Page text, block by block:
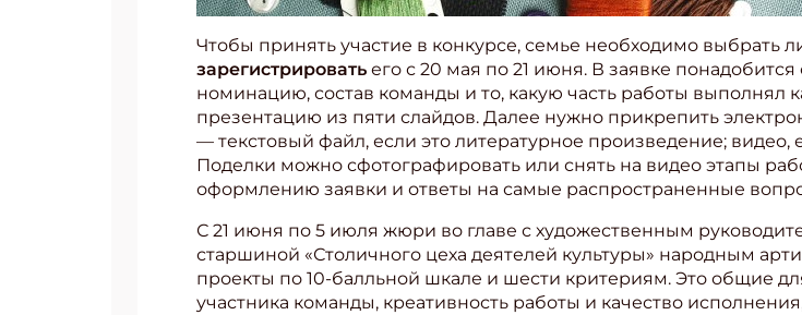
Чтобы принять участие в конкурсе, семье необходимо выбрать
зарегистрировать его с 20 мая по 21 июня. В заявке
номинацию, состав команды и то, какую часть работы выполнял
презентацию из пяти слайдов. Далее нужно прикрепить
— текстовый файл, если это литературное произведение;
Поделки можно сфотографировать или снять на видео этапы
оформлению заявки и ответы на самые распространенные
С 21 июня по 5 июля жюри во главе с художественным
старшиной «Столичного цеха деятелей культуры» народным
проекты по 10-балльной шкале и шести критериям. Это общие
участника команды, креативность работы и качество
Подпишись на рассылку